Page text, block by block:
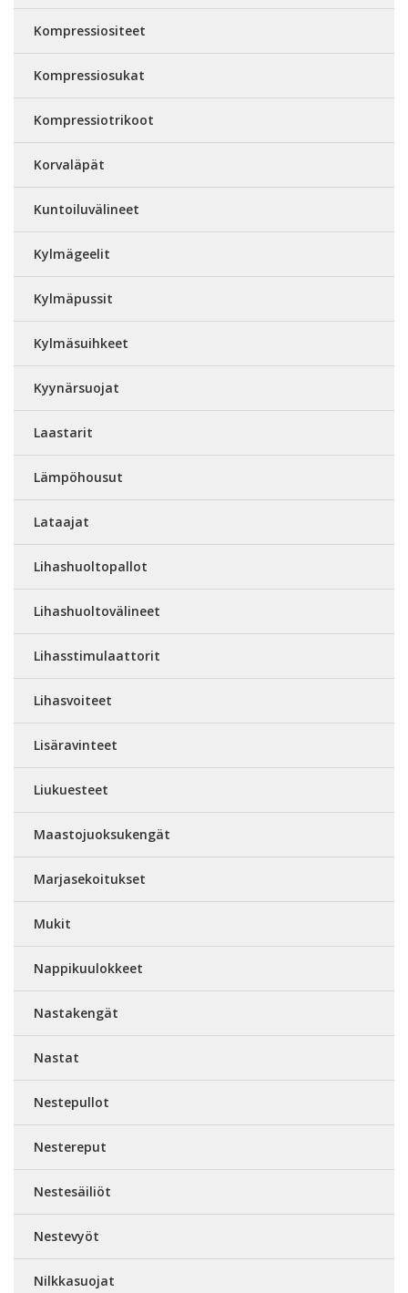
Kompressiositeet
Kompressiosukat
Kompressiotrikoot
Korvaläpät
Kuntoiluvälineet
Kylmägeelit
Kylmäpussit
Kylmäsuihkeet
Kyynärsuojat
Laastarit
Lämpöhousut
Lataajat
Lihashuoltopallot
Lihashuoltovälineet
Lihasstimulaattorit
Lihasvoiteet
Lisäravinteet
Liukuesteet
Maastojuoksukengät
Marjasekoitukset
Mukit
Nappikuulokkeet
Nastakengät
Nastat
Nestepullot
Nestereput
Nestesäiliöt
Nestevyöt
Nilkkasuojat